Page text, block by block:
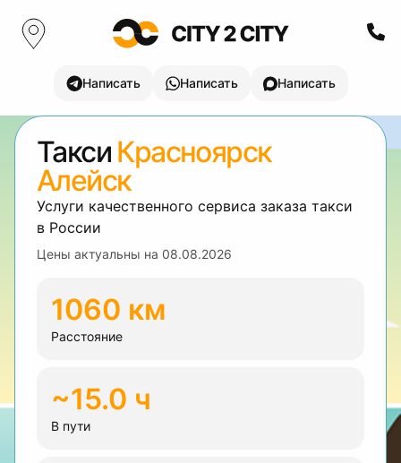
Написать Написать Написать
Такси Красноярск
Алейск
Услуги качественного сервиса заказа такси
в России
Цены актуальны на 08.08.2026
1060 км
Расстояние
~15.0 ч
В пути